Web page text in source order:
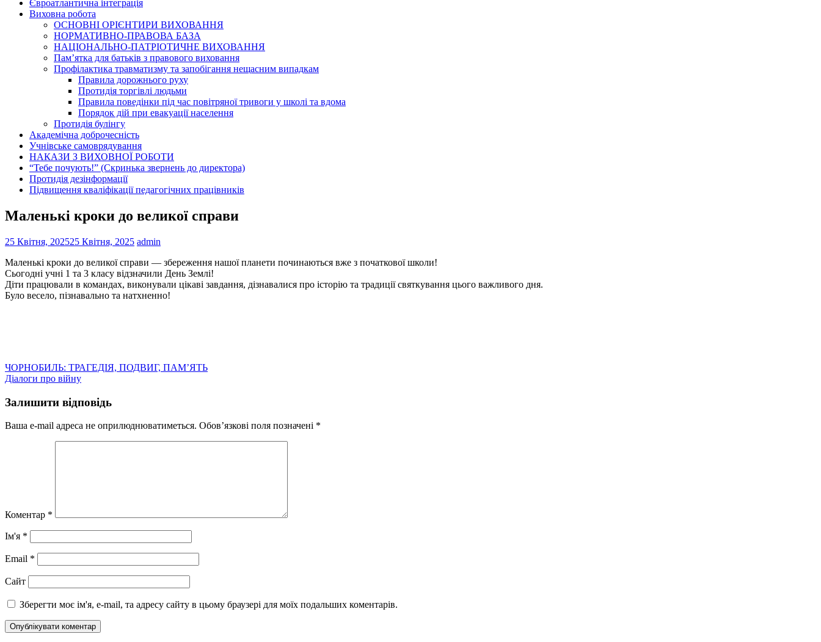
Євроатлантична інтеграція
Виховна робота
ОСНОВНІ ОРІЄНТИРИ ВИХОВАННЯ
НОРМАТИВНО-ПРАВОВА БАЗА
НАЦІОНАЛЬНО-ПАТРІОТИЧНЕ ВИХОВАННЯ
Пам’ятка для батьків з правового виховання
Профілактика травматизму та запобігання нещасним випадкам
Правила дорожнього руху
Протидія торгівлі людьми
Правила поведінки під час повітряної тривоги у школі та вдома
Порядок дій при евакуації населення
Протидія булінгу
Академічна доброчесність
Учнівське самоврядування
НАКАЗИ З ВИХОВНОЇ РОБОТИ
“Тебе почують!” (Скринька звернень до директора)
Протидія дезінформації
Підвищення кваліфікації педагогічних працівників
Маленькі кроки до великої справи
25 Квітня, 202525 Квітня, 2025 admin
Маленькі кроки до великої справи — збереження нашої планети починаються вже з початкової школи!
Сьогодні учні 1 та 3 класу відзначили День Землі!
Діти працювали в командах, виконували цікаві завдання, дізнавалися про історію та традиції святкування цього важливого дня.
Було весело, пізнавально та натхненно!
Навігація
записів
ЧОРНОБИЛЬ: ТРАГЕДІЯ, ПОДВИГ, ПАМ’ЯТЬ
Діалоги про війну
Залишити відповідь
Ваша e-mail адреса не оприлюднюватиметься. Обов’язкові поля позначені *
Коментар *
Ім'я *
Email *
Сайт
Зберегти моє ім'я, e-mail, та адресу сайту в цьому браузері для моїх подальших коментарів.